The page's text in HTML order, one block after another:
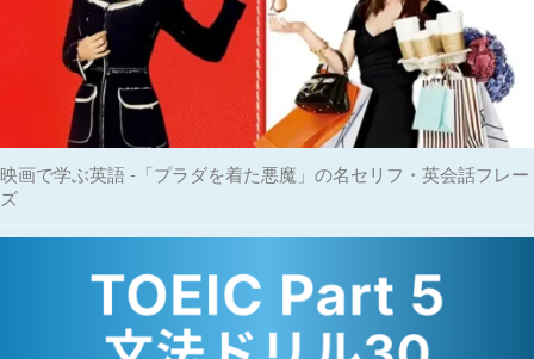
映画で学ぶ英語 -「プラダを着た悪魔」の名セリフ・英会話フレー
ズ